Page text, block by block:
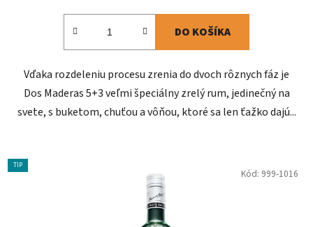
DO KOŠÍKA
Vďaka rozdeleniu procesu zrenia do dvoch rôznych fáz je
Dos Maderas 5+3 veľmi špeciálny zrelý rum, jedinečný na
svete, s buketom, chuťou a vôňou, ktoré sa len ťažko dajú...
TIP
Kód: 999-1016